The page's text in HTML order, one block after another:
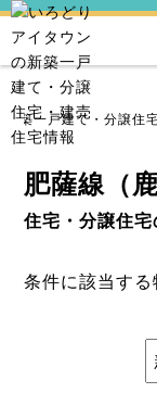
新築一戸建て・分譲住
肥薩線（
住宅・分譲住宅
条件に該当する